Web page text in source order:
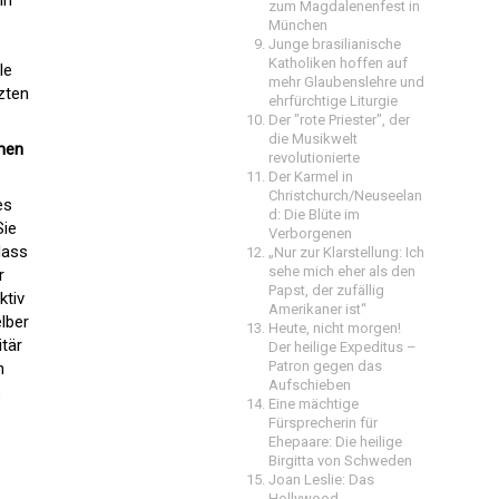
zum Magdalenenfest in
München
Junge brasilianische
Katholiken hoffen auf
mehr Glaubenslehre und
ehrfürchtige Liturgie
Der "rote Priester", der
die Musikwelt
revolutionierte
Der Karmel in
Christchurch/Neuseelan
d: Die Blüte im
Verborgenen
„Nur zur Klarstellung: Ich
sehe mich eher als den
Papst, der zufällig
Amerikaner ist“
Heute, nicht morgen!
Der heilige Expeditus –
Patron gegen das
Aufschieben
Eine mächtige
Fürsprecherin für
Ehepaare: Die heilige
Birgitta von Schweden
Joan Leslie: Das